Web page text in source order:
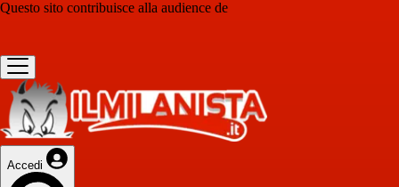
Questo sito contribuisce alla audience de
Accedi